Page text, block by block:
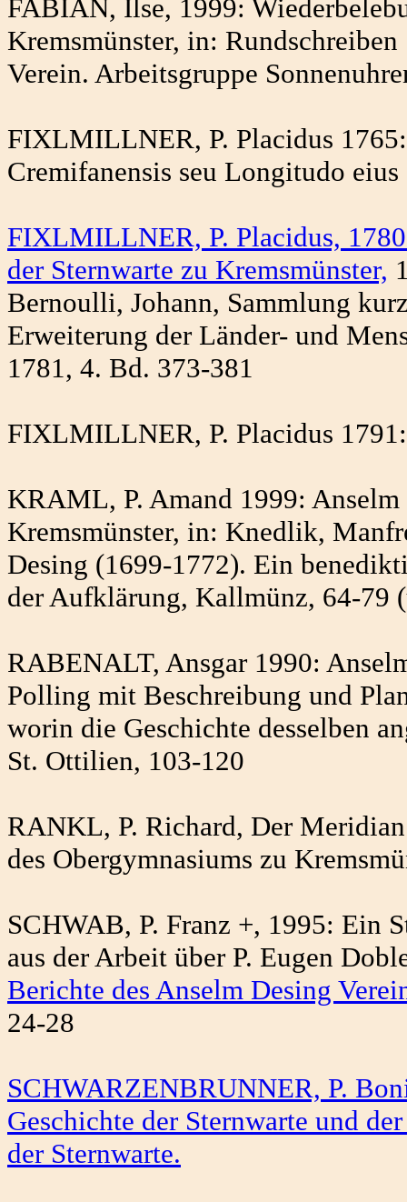
FABIAN, Ilse, 1999:
Kremsmünster, in:
Verein. Arbeitsgruppe
FIXLMILLNER, P. Placidus
Cremifanensis seu Longitudo
FIXLMILLNER, P. Placidus,
der Sternwarte zu Kremsmünster,
Bernoulli, Johann, Sammlung
Erweiterung der Länder- und
1781, 4. Bd. 373-381
FIXLMILLNER, P. Placidus
KRAML, P. Amand 1999:
Kremsmünster, in: Knedlik,
Desing (1699-1772). Ein
der Aufklärung, Kallmünz, 64-79
RABENALT, Ansgar 1990:
Polling mit Beschreibung und
worin die Geschichte desselben
St. Ottilien, 103-120
RANKL, P. Richard, Der
des Obergymnasiums zu
SCHWAB, P. Franz +, 1995: Ein
aus der Arbeit über P. Eugen
Berichte des Anselm Desing
24-28
SCHWARZENBRUNNER, P.
Geschichte der Sternwarte und
der Sternwarte.